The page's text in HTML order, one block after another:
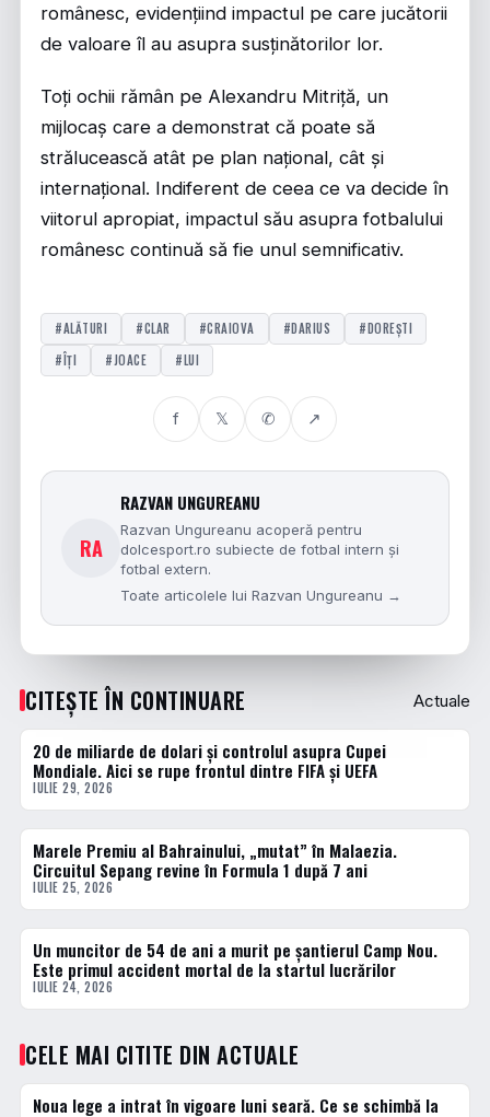
românesc, evidențiind impactul pe care jucătorii
de valoare îl au asupra susținătorilor lor.
Toți ochii rămân pe Alexandru Mitriță, un
mijlocaș care a demonstrat că poate să
strălucească atât pe plan național, cât și
internațional. Indiferent de ceea ce va decide în
viitorul apropiat, impactul său asupra fotbalului
românesc continuă să fie unul semnificativ.
#ALĂTURI #CLAR #CRAIOVA #DARIUS
#DOREȘTI
#ÎȚI
#JOACE #LUI
f 𝕏 ✆ ↗
RA
RAZVAN UNGUREANU
Razvan Ungureanu acoperă pentru
dolcesport.ro subiecte de fotbal intern și
fotbal extern.
Toate articolele lui Razvan Ungureanu →
CITEȘTE ÎN CONTINUARE Actuale
ACTUALE
20 de miliarde de dolari și controlul asupra Cupei
Mondiale. Aici se rupe frontul dintre FIFA și UEFA
IULIE 29, 2026
ACTUALE
Marele Premiu al Bahrainului, „mutat” în Malaezia.
Circuitul Sepang revine în Formula 1 după 7 ani
IULIE 25, 2026
ACTUALE
Un muncitor de 54 de ani a murit pe șantierul Camp Nou.
Este primul accident mortal de la startul lucrărilor
IULIE 24, 2026
CELE MAI CITITE DIN ACTUALE
1 · TOP
Noua lege a intrat în vigoare luni seară. Ce se schimbă la